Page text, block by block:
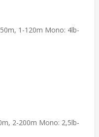
1-120m Mono: 4lb-
2-200m Mono: 2,5lb-